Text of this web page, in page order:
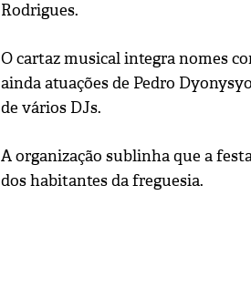
Rodrigues.
O cartaz musical integra nomes
ainda atuações de Pedro
de vários DJs.
A organização sublinha que a
dos habitantes da freguesia.